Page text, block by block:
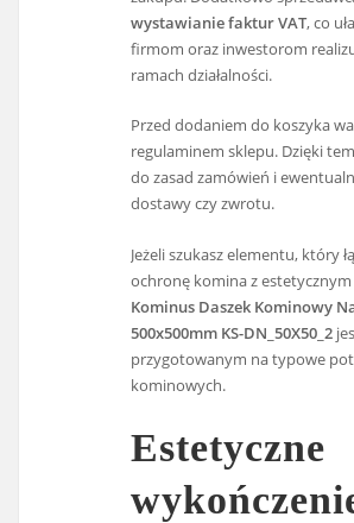
wystawianie faktur VAT, co
firmom oraz inwestorom
ramach działalności.
Przed dodaniem do koszyka
regulaminem sklepu. Dzięki
do zasad zamówień i
dostawy czy zwrotu.
Jeżeli szukasz elementu, który
ochronę komina z
Kominus Daszek Kominowy
500x500mm KS-DN_50X50_2
przygotowanym na typowe
kominowych.
Estetyczne